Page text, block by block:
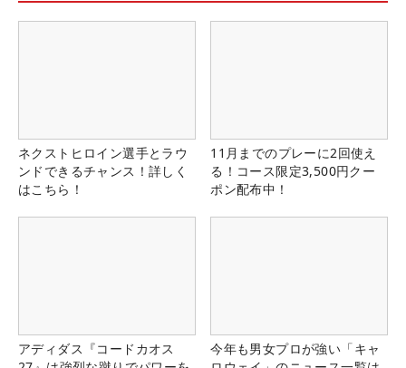
ネクストヒロイン選手とラウ
ンドできるチャンス！詳しく
はこちら！
11月までのプレーに2回使え
る！コース限定3,500円クー
ポン配布中！
アディダス『コードカオス
今年も男女プロが強い「キャ